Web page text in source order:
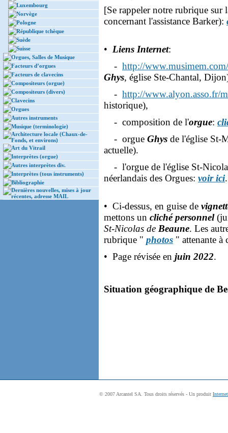
Luxembourg
Norvège
Pologne
République tchèque
Suède
Suisse
Orgues, Salles de Musique
Facteurs d’orgues
Facteurs de clavecins
Compositeurs (orgue)
Compositeurs (divers)
Clavecins
Orgues
Autres instruments
Musique (terminologie)
Architecture locale (Chaux-de-
Fonds, et environs)
Art du Vitrail
Interprètes (orgue)
Autres interprètes div.
Interprètes (tous instruments)
Bibliographie
Dernières nouvelles, mises à jour
récentes, adresse MAIL
[Se rappeler notre rubrique
concernant l'assistance Barker):
• Liens Internet:
- http://
Ghys, église Ste-Chantal,
- http://www.alyon.asso.fr/
historique),
- composition de l'orgue:
- orgue Ghys de l'église St-
actuelle).
- l'orgue de l'église St-
néerlandais des Orgues: voir ici
• Ci-dessus, en guise de
mettons un cliché personnel
St-Nicolas de Beaune. Les
rubrique " photos " attenante à
• Page révisée en juin 2022.
Situation géographique de
© 2007 Arcantel SA. Tous droits réservés - Un produit